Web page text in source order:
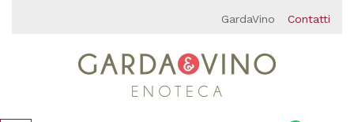
GardaVino Contatti